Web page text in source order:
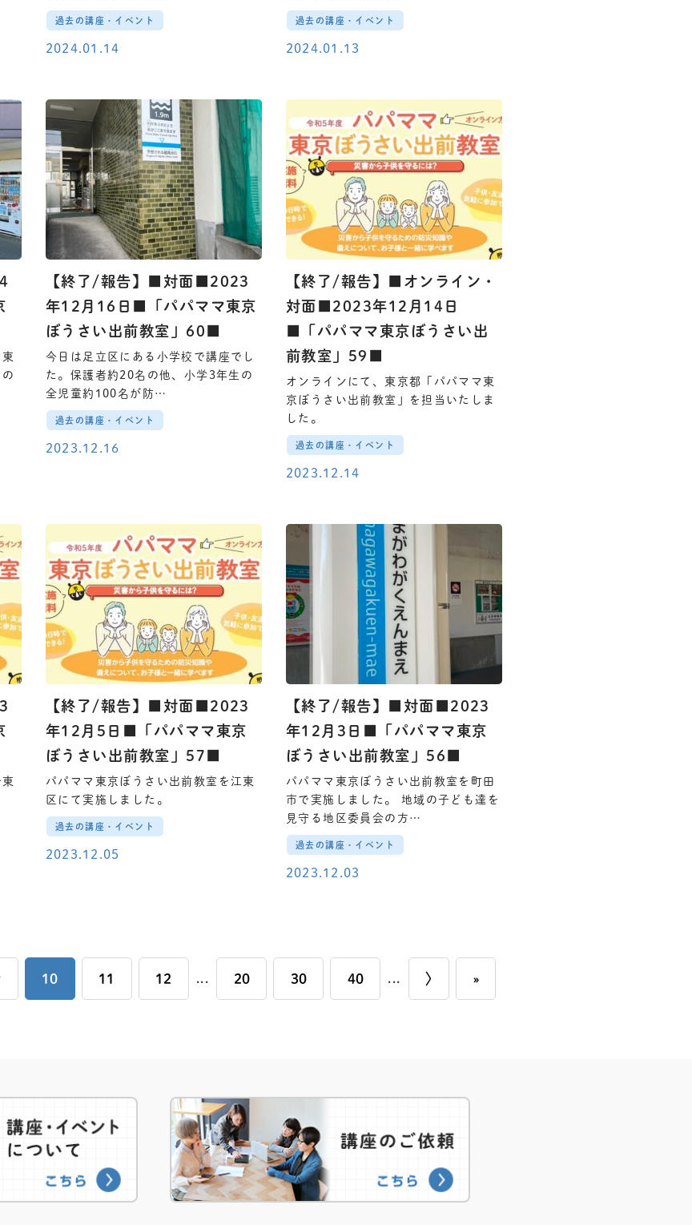
過去の講座・イベント
2024.01.14
過去の講座・イベント
2024.01.13
【終了/報告】■対面■2023
年12月16日■「パパママ東京
ぼうさい出前教室」60■
今日は足立区にある小学校で講座でし
た。保護者約20名の他、小学3年生の
全児童約100名が防…
過去の講座・イベント
2023.12.16
【終了/報告】■オンライン・
対面■2023年12月14日
■「パパママ東京ぼうさい出
前教室」59■
オンラインにて、東京都「パパママ東
京ぼうさい出前教室」を担当いたしま
した。
過去の講座・イベント
2023.12.14
【終了/報告】■対面■2023
年12月5日■「パパママ東京
ぼうさい出前教室」57■
パパママ東京ぼうさい出前教室を江東
区にて実施しました。
過去の講座・イベント
2023.12.05
【終了/報告】■対面■2023
年12月3日■「パパママ東京
ぼうさい出前教室」56■
パパママ東京ぼうさい出前教室を町田
市で実施しました。 地域の子ども達を
見守る地区委員会の方…
過去の講座・イベント
2023.12.03
10 11 12 ... 20 30 40 ... 〉 »